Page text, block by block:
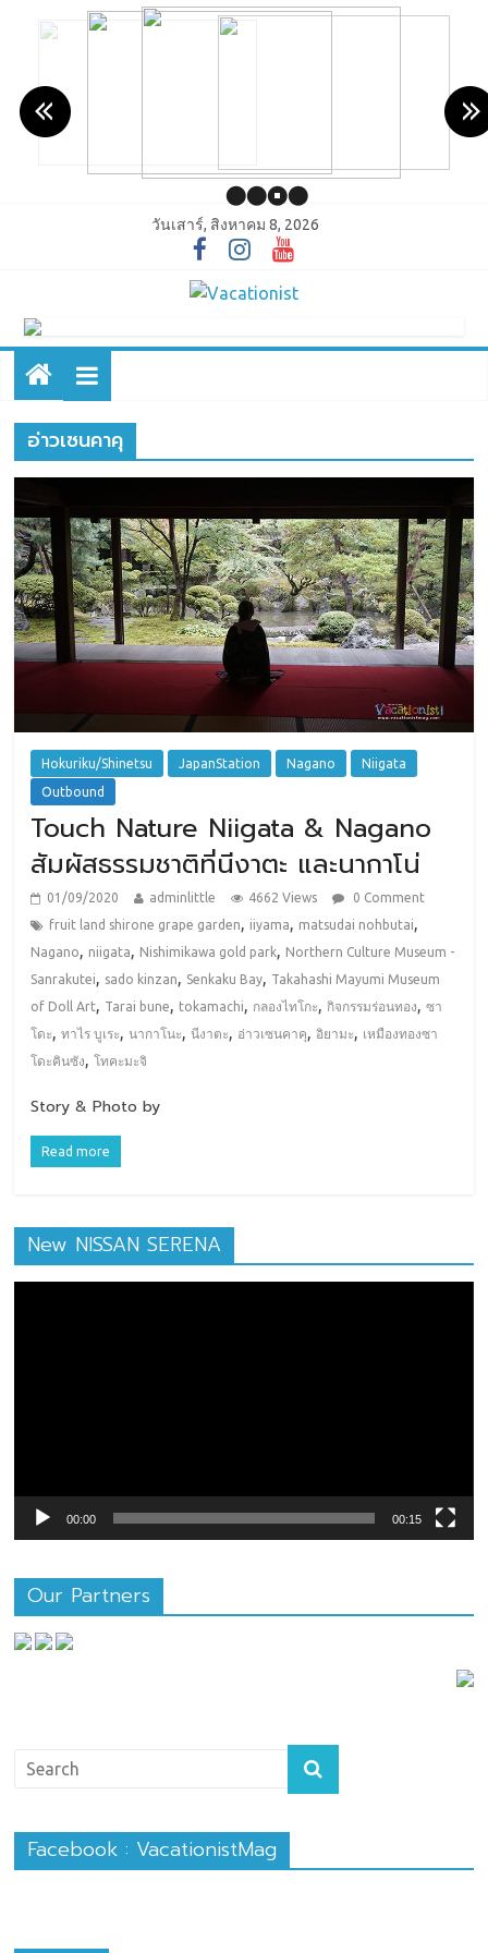
วันเสาร์, สิงหาคม 8, 2026
อ่าวเซนคาคุ
Hokuriku/Shinetsu JapanStation Nagano
Niigata
Outbound
Touch Nature Niigata & Nagano
สัมผัสธรรมชาติที่นีงาตะ และนากาโน่
01/09/2020 adminlittle 4662 Views
0 Comment
fruit land shirone grape garden, iiyama, matsudai nohbutai,
Nagano, niigata, Nishimikawa gold park, Northern Culture Museum -
Sanrakutei, sado kinzan, Senkaku Bay, Takahashi Mayumi Museum
of Doll Art, Tarai bune, tokamachi, กลองไทโกะ,กิจกรรมร่อนทอง,ซา
โดะ,ทาไร บูเระ,นากาโนะ,นีงาตะ, อ่าวเซนคาคุ,อิยามะ, เหมืองทองซา
โดะคินซัง,โทคะมะจิ
Story & Photo by
Read more
New NISSAN SERENA
00:00 00:15
Our Partners
Facebook : VacationistMag